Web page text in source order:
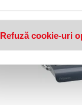
Refuză cookie-uri